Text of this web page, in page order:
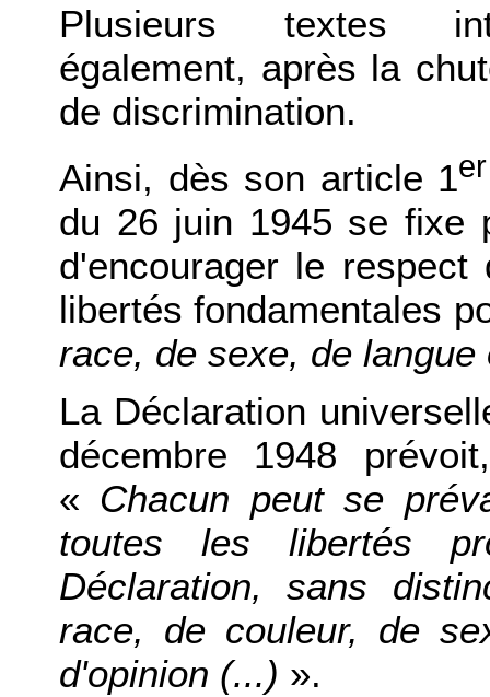
Plusieurs textes
également, après la
de discrimination.
Ainsi, dès son article 1er
du 26 juin 1945 se fixe
d'encourager le
libertés fondamentales
race, de sexe, de langue
La Déclaration
décembre 1948
« Chacun peut se
toutes les libertés
Déclaration, sans
race, de couleur, de
d'opinion (...) ».